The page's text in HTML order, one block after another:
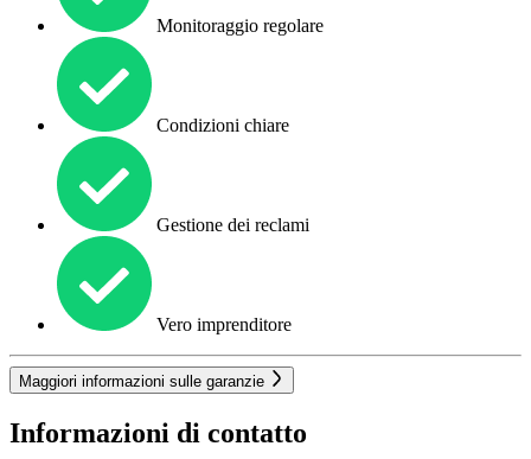
Monitoraggio regolare
Condizioni chiare
Gestione dei reclami
Vero imprenditore
Maggiori informazioni sulle garanzie
Informazioni di contatto